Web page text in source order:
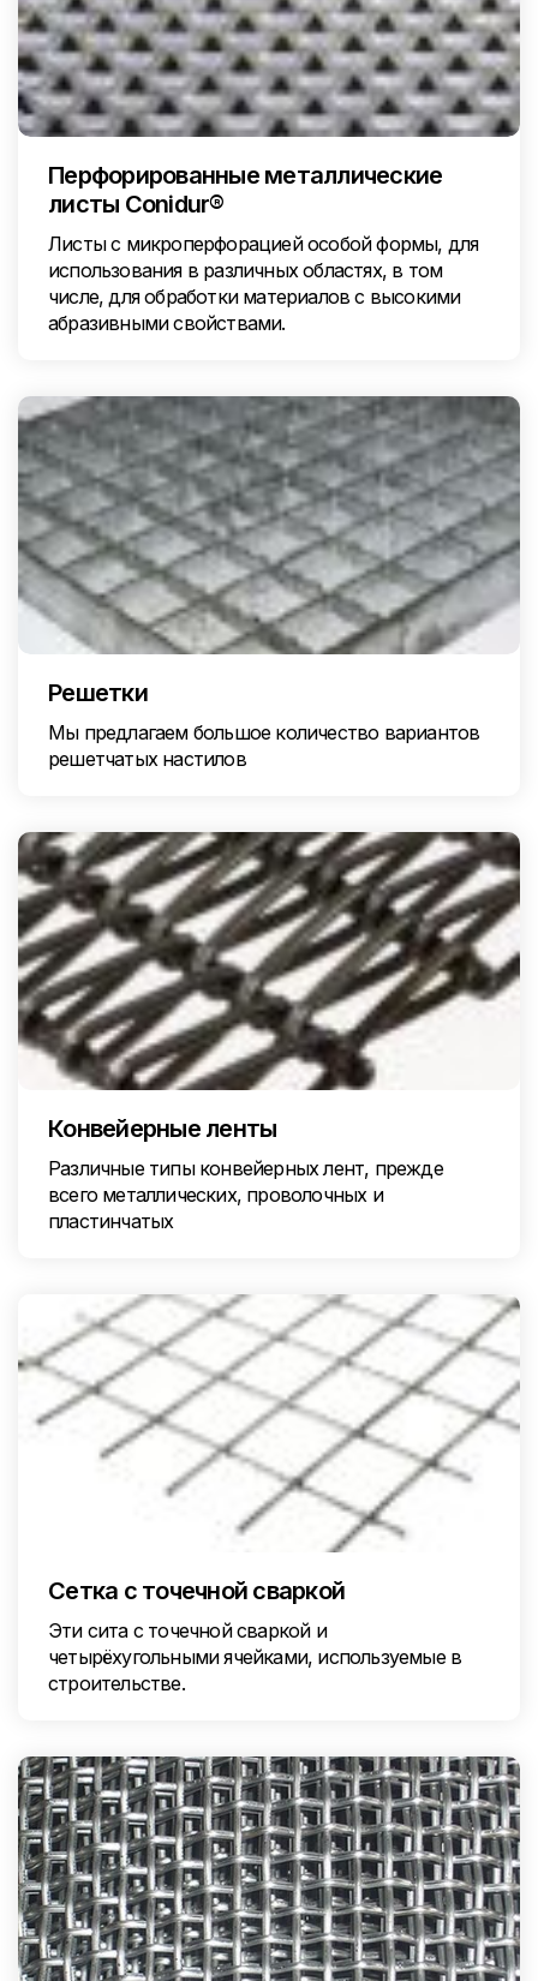
Перфорированные металлические
листы Conidur®
Листы с микроперфорацией особой формы, для
использования в различных областях, в том
числе, для обработки материалов с высокими
абразивными свойствами.
Решетки
Мы предлагаем большое количество вариантов
решетчатых настилов
Конвейерные ленты
Различные типы конвейерных лент, прежде
всего металлических, проволочных и
пластинчатых
Сетка с точечной сваркой
Эти сита с точечной сваркой и
четырёхугольными ячейками, используемые в
строительстве.